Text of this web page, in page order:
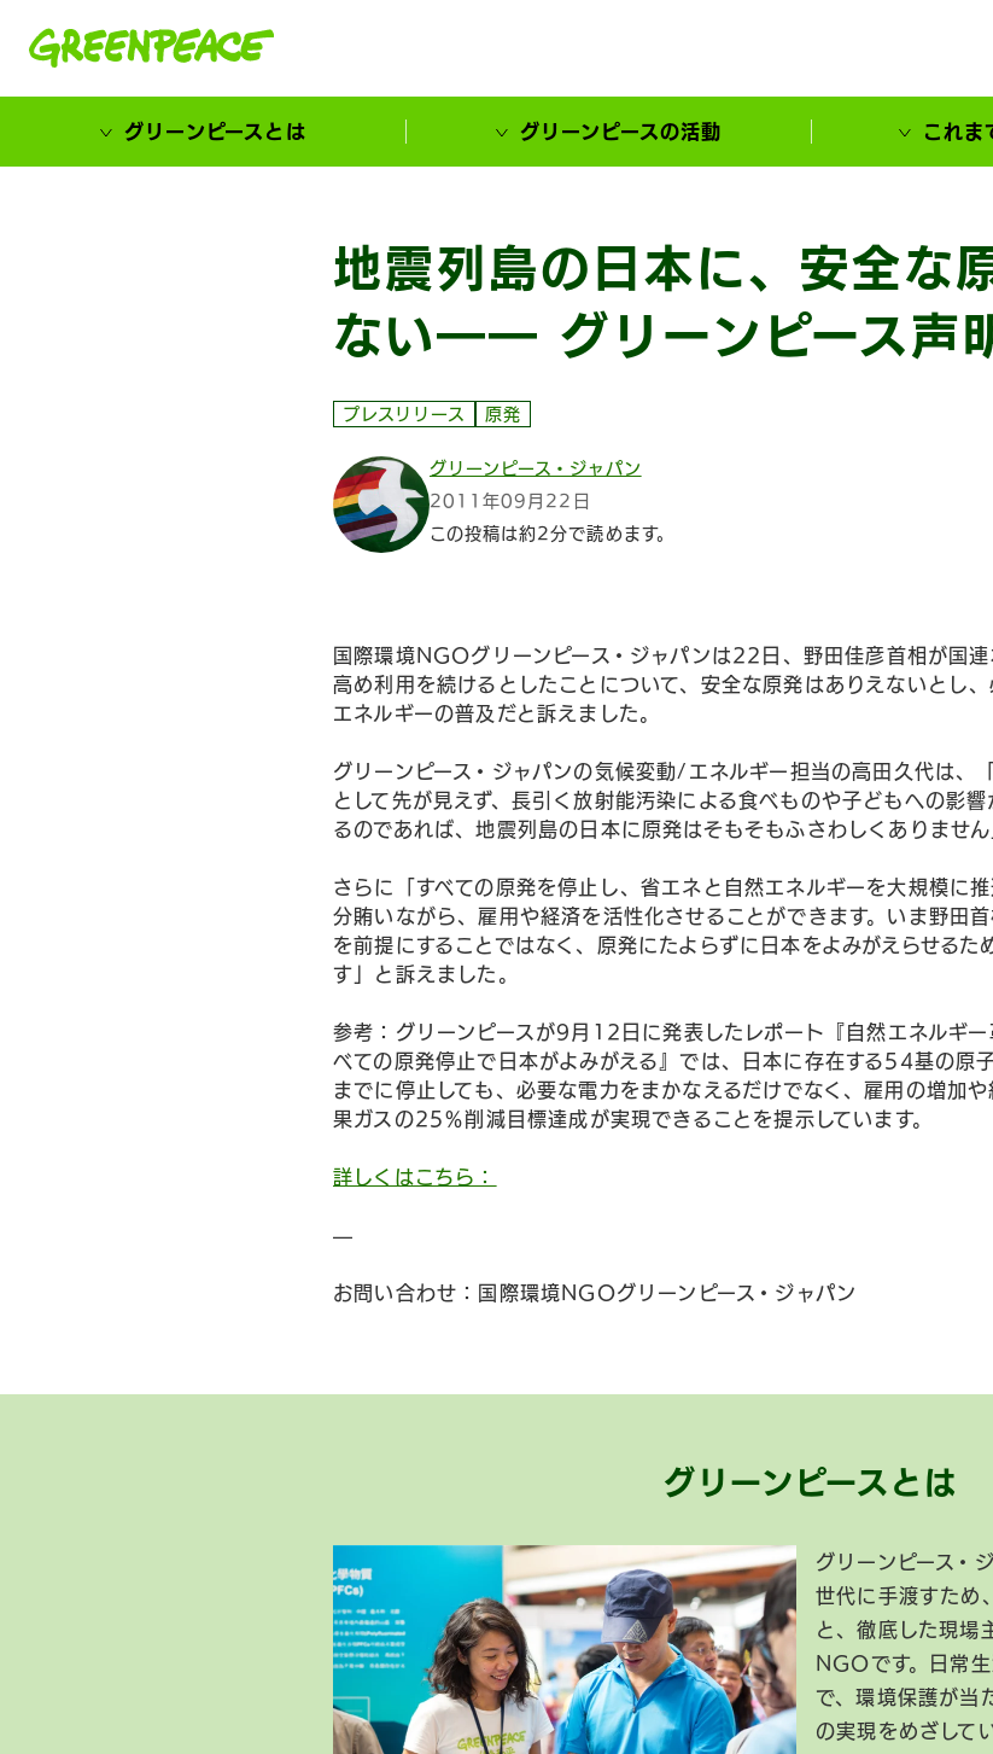
グリーンピースとは グリーンピースの活動 これま
地震列島の日本に、安全な
ない―― グリーンピース声
プレスリリース 原発
グリーンピース・ジャパン
2011年09月22日
この投稿は約2分で読めます。
国際環境NGOグリーンピース・ジャパンは22日、野田佳彦首相が国
高め利用を続けるとしたことについて、安全な原発はありえないとし
エネルギーの普及だと訴えました。
グリーンピース・ジャパンの気候変動/エネルギー担当の高田久代は、
として先が見えず、長引く放射能汚染による食べものや子どもへの影
るのであれば、地震列島の日本に原発はそもそもふさわしくありません
さらに「すべての原発を停止し、省エネと自然エネルギーを大規模に
分賄いながら、雇用や経済を活性化させることができます。いま野田
を前提にすることではなく、原発にたよらずに日本をよみがえらせるた
す」と訴えました。
参考：グリーンピースが9月12日に発表したレポート『自然エネル
べての原発停止で日本がよみがえる』では、日本に存在する54基の原
までに停止しても、必要な電力をまかなえるだけでなく、雇用の増加
果ガスの25％削減目標達成が実現できることを提示しています。
詳しくはこちら：
—
お問い合わせ：国際環境NGOグリーンピース・ジャパン
グリーンピースとは
グリーンピース・
世代に手渡すため
と、徹底した現場
NGOです。日常
で、環境保護が当
の実現をめざして